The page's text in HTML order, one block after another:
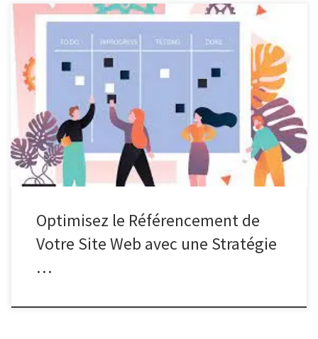
L’importance du SEO pour votre site web L’importance du SEO
pour votre site web Le référencement naturel, ou SEO (Search
Engine Optimization), est un élément essentiel pour assurer la
visibilité et le succès de votre site web. En effet, le SEO consiste à
optimiser le contenu et la structure de […]
Optimisez le Référencement de
Votre Site Web avec une Stratégie
…